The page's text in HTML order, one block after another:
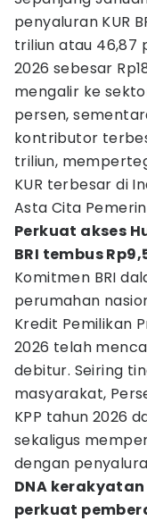
penyaluran KUR
triliun atau 46,87
2026 sebesar
mengalir ke
persen,
kontributor
triliun,
KUR terbesar di
Asta Cita
Perkuat akses
BRI tembus
Komitmen BRI
perumahan
Kredit Pemilikan
2026 telah
debitur. Seiring
masyarakat,
KPP tahun 2026
sekaligus
dengan
DNA
perkuat